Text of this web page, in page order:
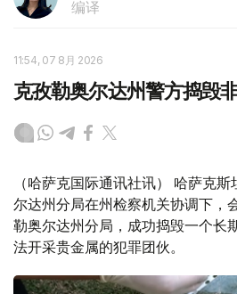
编译
11:54, 07 8月 2026
克孜勒奥尔达州警方捣毁
（哈萨克国际通讯社讯） 哈萨克
尔达州分局在州检察机关协调下，
勒奥尔达州分局，成功捣毁一个长
法开采贵金属的犯罪团伙。